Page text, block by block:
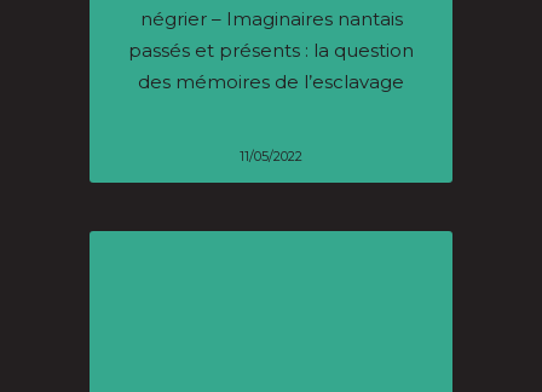
négrier – Imaginaires nantais
passés et présents : la question
des mémoires de l’esclavage
11/05/2022